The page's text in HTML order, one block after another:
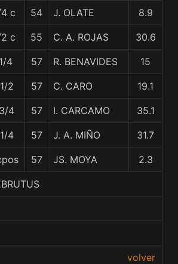
c 54 J. OLATE 8.9
c 55 C. A. ROJAS 30.6
4 57 R. BENAVIDES 15
2 57 C. CARO 19.1
4 57 I. CARCAMO 35.1
4 57 J. A. MIÑO 31.7
57 JS. MOYA 2.3
volver